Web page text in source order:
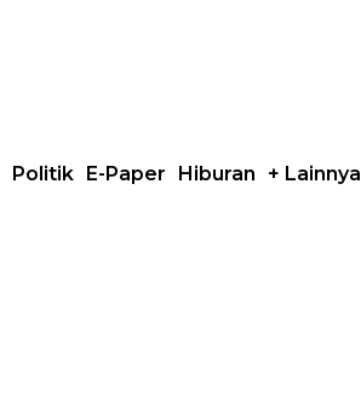
Politik E-Paper Hiburan + Lainnya